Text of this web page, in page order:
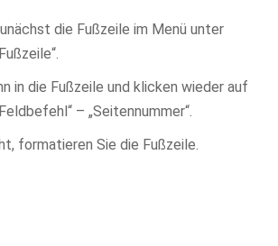
die Fußzeile im Menü unter
in die Fußzeile und klicken wieder auf
– „Seitennummer“.
formatieren Sie die Fußzeile.